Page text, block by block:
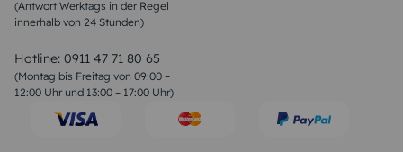
(Antwort Werktags in der Regel
innerhalb von 24 Stunden)
Hotline: 0911 47 71 80 65
(Montag bis Freitag von 09:00 –
12:00 Uhr und 13:00 – 17:00 Uhr)
Sprüche zur Konfirmation & Kommunion
Weihnachtsgedichte
Liebessprüche
Geburtstagssprüche
Trauersprüche
Konfirmation Glückwünsche